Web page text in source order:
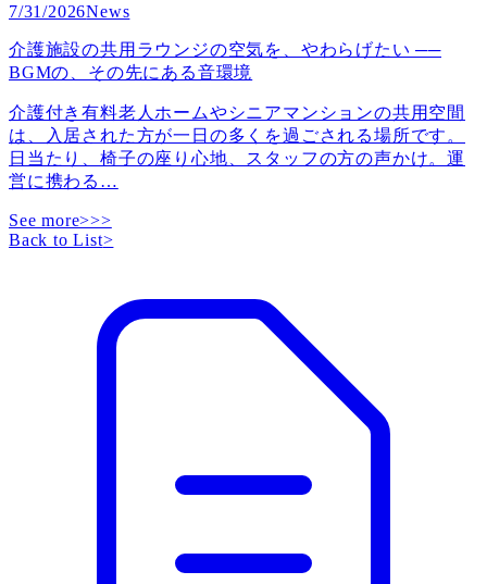
7/31/2026News
介護施設の共用ラウンジの空気を、やわらげたい ──
BGMの、その先にある音環境
介護付き有料老人ホームやシニアマンションの共用空間
は、入居された方が一日の多くを過ごされる場所です。
日当たり、椅子の座り心地、スタッフの方の声かけ。運
営に携わる …
See more>>>
Back to List>